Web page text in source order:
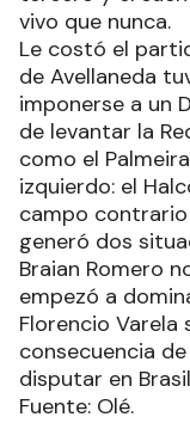
vivo que nunca.
Le costó el
de Avellaneda
imponerse a un
de levantar la
como el
izquierdo: el
campo
generó dos
Braian Romero
empezó a
Florencio
consecuencia
disputar en
Fuente: Olé.